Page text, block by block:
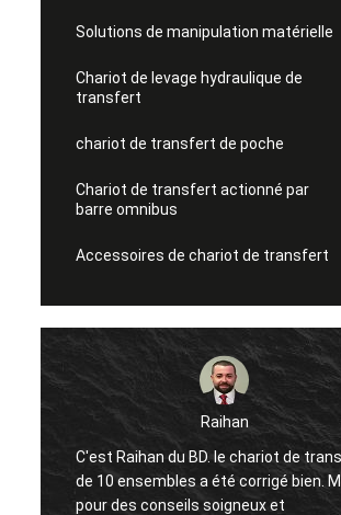
Solutions de manipulation matérielle
Chariot de levage hydraulique de
transfert
chariot de transfert de poche
Chariot de transfert actionné par
barre omnibus
Accessoires de chariot de transfert
BD. le chariot de transfert
a été corrigé bien. Merci
soigneux et
Bonjour,
Chine et
pendant